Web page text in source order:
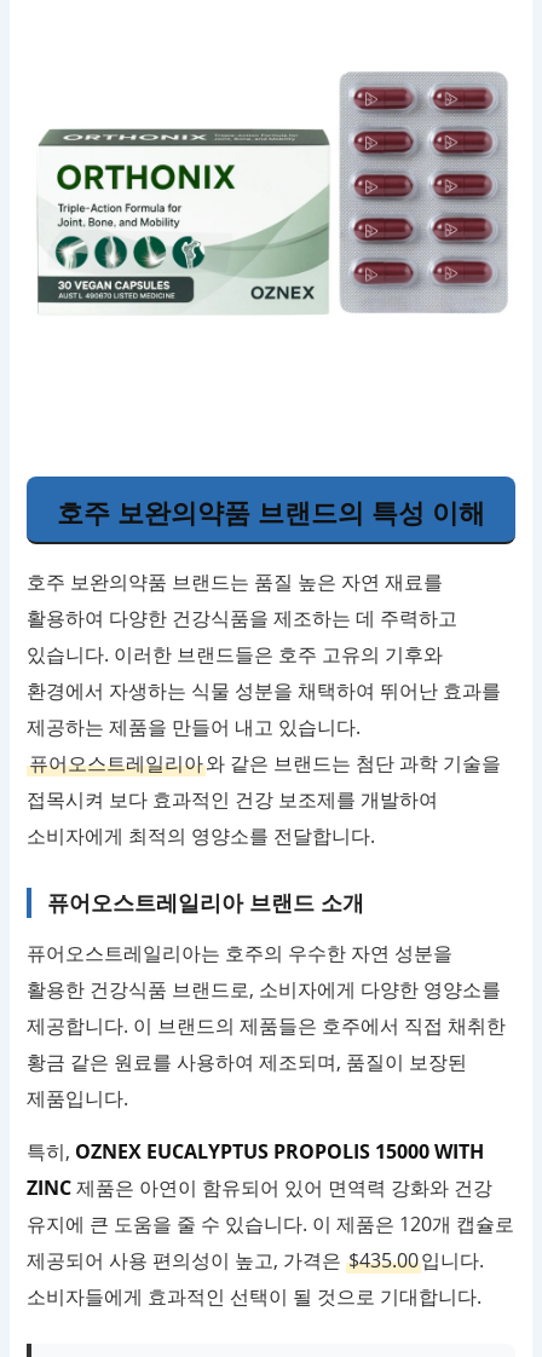
호주 보완의약품 브랜드의 특성 이해
호주 보완의약품 브랜드는 품질 높은 자연 재료를
활용하여 다양한 건강식품을 제조하는 데 주력하고
있습니다. 이러한 브랜드들은 호주 고유의 기후와
환경에서 자생하는 식물 성분을 채택하여 뛰어난 효과를
제공하는 제품을 만들어 내고 있습니다.
퓨어오스트레일리아와 같은 브랜드는 첨단 과학 기술을
접목시켜 보다 효과적인 건강 보조제를 개발하여
소비자에게 최적의 영양소를 전달합니다.
퓨어오스트레일리아 브랜드 소개
퓨어오스트레일리아는 호주의 우수한 자연 성분을
활용한 건강식품 브랜드로, 소비자에게 다양한 영양소를
제공합니다. 이 브랜드의 제품들은 호주에서 직접 채취한
황금 같은 원료를 사용하여 제조되며, 품질이 보장된
제품입니다.
특히, OZNEX EUCALYPTUS PROPOLIS 15000 WITH
ZINC제품은 아연이 함유되어 있어 면역력 강화와 건강
유지에 큰 도움을 줄 수 있습니다. 이 제품은 120개 캡슐로
제공되어 사용 편의성이 높고, 가격은$435.00입니다.
소비자들에게 효과적인 선택이 될 것으로 기대합니다.